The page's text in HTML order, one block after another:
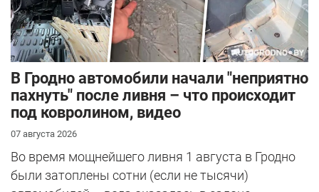
В Гродно автомобили начали "неприятно
пахнуть" после ливня – что происходит
под ковролином, видео
07 августа 2026
Во время мощнейшего ливня 1 августа в Гродно
были затоплены сотни (если не тысячи)